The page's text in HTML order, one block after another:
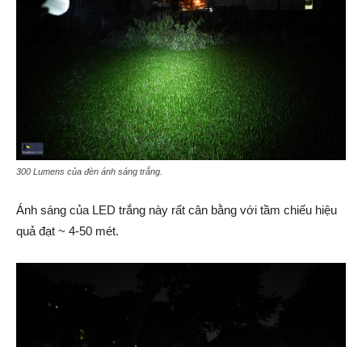
300 Lumens của đèn ánh sáng trắng.
Ánh sáng của LED trắng này rất cân bằng với tầm chiếu hiệu
quả đạt ~ 4-50 mét.